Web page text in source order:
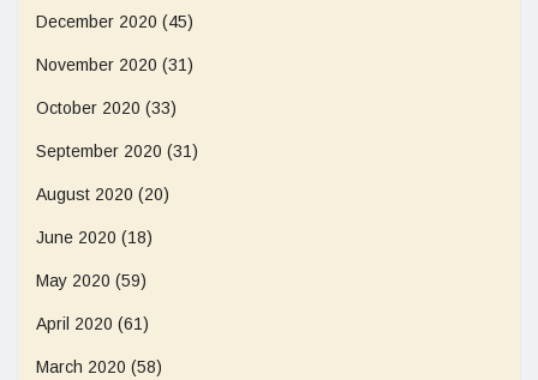
December 2020 (45)
November 2020 (31)
October 2020 (33)
September 2020 (31)
August 2020 (20)
June 2020 (18)
May 2020 (59)
April 2020 (61)
March 2020 (58)